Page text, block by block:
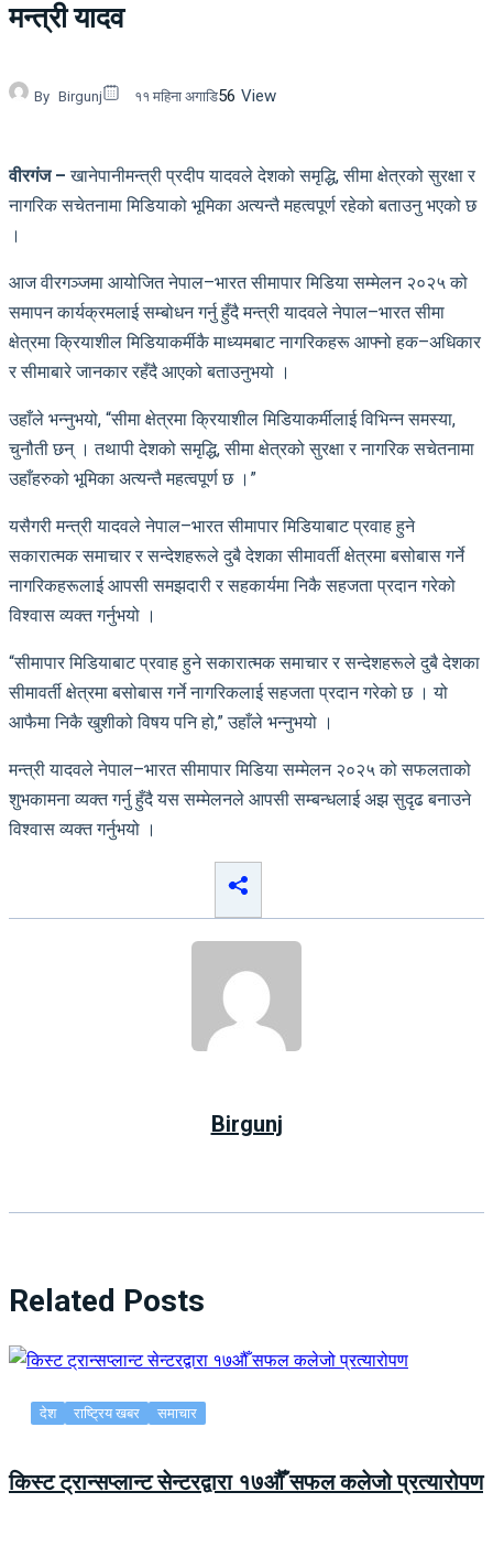
मन्त्री यादव
By Birgunj ११ महिना अगाडि56 View
वीरगंज – खानेपानीमन्त्री प्रदीप यादवले देशको समृद्धि, सीमा क्षेत्रको सुरक्षा र
नागरिक सचेतनामा मिडियाको भूमिका अत्यन्तै महत्वपूर्ण रहेको बताउनु भएको छ
।
आज वीरगञ्जमा आयोजित नेपाल–भारत सीमापार मिडिया सम्मेलन २०२५ को
समापन कार्यक्रमलाई सम्बोधन गर्नु हुँदै मन्त्री यादवले नेपाल–भारत सीमा
क्षेत्रमा क्रियाशील मिडियाकर्मीकै माध्यमबाट नागरिकहरू आफ्नो हक–अधिकार
र सीमाबारे जानकार रहँदै आएको बताउनुभयो ।
उहाँले भन्नुभयो, “सीमा क्षेत्रमा क्रियाशील मिडियाकर्मीलाई विभिन्न समस्या,
चुनौती छन् । तथापी देशको समृद्धि, सीमा क्षेत्रको सुरक्षा र नागरिक सचेतनामा
उहाँहरुको भूमिका अत्यन्तै महत्वपूर्ण छ ।”
यसैगरी मन्त्री यादवले नेपाल–भारत सीमापार मिडियाबाट प्रवाह हुने
सकारात्मक समाचार र सन्देशहरूले दुबै देशका सीमावर्ती क्षेत्रमा बसोबास गर्ने
नागरिकहरूलाई आपसी समझदारी र सहकार्यमा निकै सहजता प्रदान गरेको
विश्वास व्यक्त गर्नुभयो ।
“सीमापार मिडियाबाट प्रवाह हुने सकारात्मक समाचार र सन्देशहरूले दुबै देशका
सीमावर्ती क्षेत्रमा बसोबास गर्ने नागरिकलाई सहजता प्रदान गरेको छ । यो
आफैमा निकै खुशीको विषय पनि हो,” उहाँले भन्नुभयो ।
मन्त्री यादवले नेपाल–भारत सीमापार मिडिया सम्मेलन २०२५ को सफलताको
शुभकामना व्यक्त गर्नु हुँदै यस सम्मेलनले आपसी सम्बन्धलाई अझ सुदृढ बनाउने
विश्वास व्यक्त गर्नुभयो ।
Birgunj
Related Posts
देश राष्ट्रिय खबर समाचार
किस्ट ट्रान्सप्लान्ट सेन्टरद्वारा १७औँ सफल कलेजो प्रत्यारोपण